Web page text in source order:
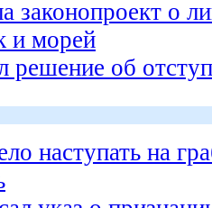
законопроект о
и морей
решение об
наступать на